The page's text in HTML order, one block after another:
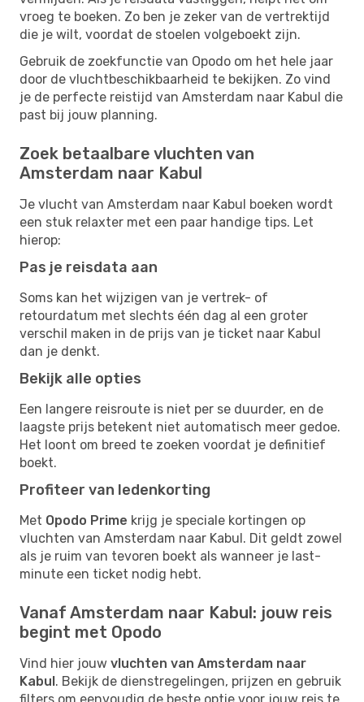
vroeg te boeken. Zo ben je zeker van de vertrektijd
die je wilt, voordat de stoelen volgeboekt zijn.
Gebruik de zoekfunctie van Opodo om het hele jaar
door de vluchtbeschikbaarheid te bekijken. Zo vind
je de perfecte reistijd van Amsterdam naar Kabul die
past bij jouw planning.
Zoek betaalbare vluchten van
Amsterdam naar Kabul
Je vlucht van Amsterdam naar Kabul boeken wordt
een stuk relaxter met een paar handige tips. Let
hierop:
Pas je reisdata aan
Soms kan het wijzigen van je vertrek- of
retourdatum met slechts één dag al een groter
verschil maken in de prijs van je ticket naar Kabul
dan je denkt.
Bekijk alle opties
Een langere reisroute is niet per se duurder, en de
laagste prijs betekent niet automatisch meer gedoe.
Het loont om breed te zoeken voordat je definitief
boekt.
Profiteer van ledenkorting
Met Opodo Prime krijg je speciale kortingen op
vluchten van Amsterdam naar Kabul. Dit geldt zowel
als je ruim van tevoren boekt als wanneer je last-
minute een ticket nodig hebt.
Vanaf Amsterdam naar Kabul: jouw reis
begint met Opodo
Vind hier jouw vluchten van Amsterdam naar
Kabul. Bekijk de dienstregelingen, prijzen en gebruik